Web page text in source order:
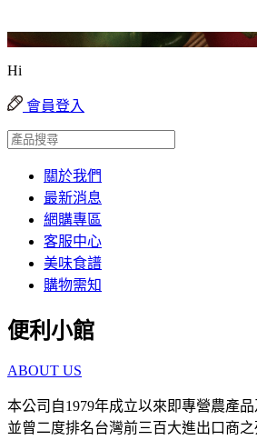
Hi
會員登入
關於我們
最新消息
網購專區
客服中心
美味食譜
購物需知
便利小館
ABOUT US
本公司自1979年成立以來即專營農產
並曾二度排名台灣前三百大進出口商之